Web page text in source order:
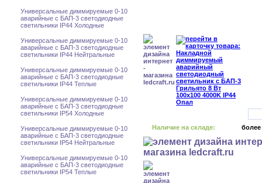
Универсальные диммируемые 0-10
аварийные с БАП-3 светодиодные
светильники IP44 Холодные
Универсальные диммируемые 0-10
аварийные с БАП-3 светодиодные
светильники IP44 Нейтральные
Универсальные диммируемые 0-10
аварийные с БАП-3 светодиодные
светильники IP44 Теплые
Универсальные диммируемые 0-10
аварийные с БАП-3 светодиодные
светильники IP54 Холодные
Универсальные диммируемые 0-10
аварийные с БАП-3 светодиодные
светильники IP54 Нейтральные
Универсальные диммируемые 0-10
аварийные с БАП-3 светодиодные
светильники IP54 Теплые
Наличие на складе: более